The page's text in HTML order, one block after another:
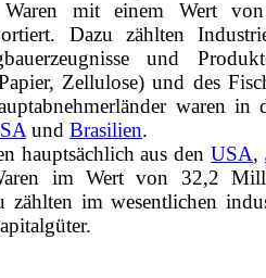
Waren mit einem Wert
Dazu zählten
und
Zellulose) und des
waren in
und Brasilien.
hauptsächlich aus denUSA,
im Wert von 32,2
im wesentlichen